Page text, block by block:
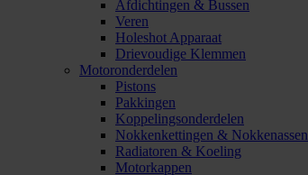
Afdichtingen & Bussen
Veren
Holeshot Apparaat
Drievoudige Klemmen
Motoronderdelen
Pistons
Pakkingen
Koppelingsonderdelen
Nokkenkettingen & Nokkenassen
Radiatoren & Koeling
Motorkappen